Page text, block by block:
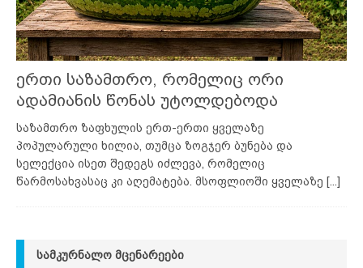
ერთი საზამთრო, რომელიც ორი
ადამიანის წონას უტოლდებოდა
საზამთრო ზაფხულის ერთ-ერთი ყველაზე
პოპულარული ხილია, თუმცა ზოგჯერ ბუნება და
სელექცია ისეთ შედეგს იძლევა, რომელიც
წარმოსახვასაც კი აღემატება. მსოფლიოში ყველაზე [...]
ᲡᲐᲛᲙᲣᲠᲜᲐᲚᲝ ᲛᲪᲔᲜᲐᲠᲔᲔᲑᲘ